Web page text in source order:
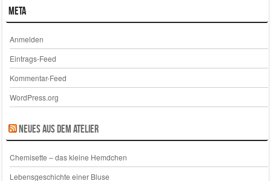
Meta
Anmelden
Eintrags-Feed
Kommentar-Feed
WordPress.org
Neues aus dem Atelier
Chemisette – das kleine Hemdchen
Lebensgeschichte einer Bluse